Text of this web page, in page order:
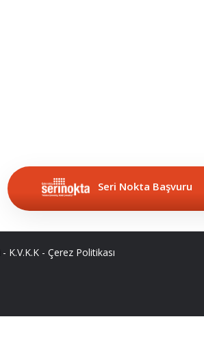
Seri Nokta Başvuru
- K.V.K.K - Çerez Politikası